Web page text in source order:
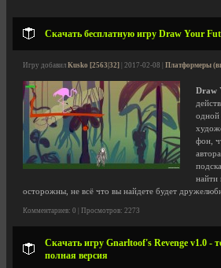
Скачать бесплатную игру Draw Your
Игру добавил Kusko [2563|32] | 2017-02-08 | Платформеры
Draw
одной
фон,
найти
осторожны, не всё что вы найдете будет
Комментариев: 0 | Просмотров: 2273
Скачать игру Gnarltoof's Revenge v1.0 -
полная версия